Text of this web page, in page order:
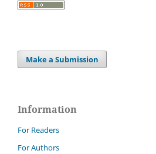
Make a Submission
Information
For Readers
For Authors